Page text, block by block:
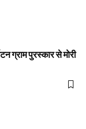
ग्राम पुरस्कार से मोरी